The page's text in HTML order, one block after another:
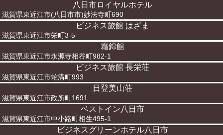
八日市ロイヤルホテル
滋賀県東近江市(八日市市)妙法寺町690
ビジネス旅館 はざま
滋賀県東近江市栄町3-5
霜錦館
滋賀県東近江市永源寺相谷町982-1
ビジネス旅館 長栄荘
滋賀県東近江市蛇溝町993
日登美山荘
滋賀県東近江市政所町1691
ベストイン八日市
滋賀県東近江市中小路町相生495-1
ビジネスグリーンホテル八日市